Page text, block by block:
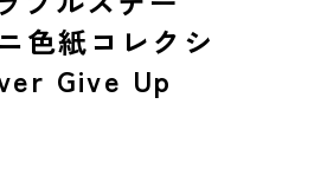
色紙コレクシ
Give Up